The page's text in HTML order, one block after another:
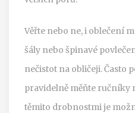
Věřte nebo ne, i oblečení
šály nebo špinavé
nečistot na obličeji. Často
pravidelně měňte ručníky
těmito drobnostmi je